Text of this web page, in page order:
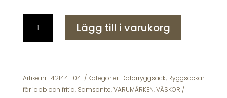
Samsonite
BIZ2GO
Ryggsäck
Svart
mängd
Lägg till i varukorg
Artikelnr:142144-1041 Kategorier: Datorryggsäck, Ryggsäckar
för jobb och fritid, Samsonite,VARUMÄRKEN,VÄSKOR